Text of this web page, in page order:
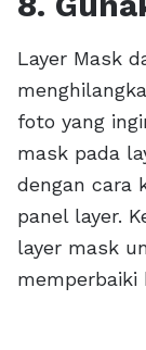
Layer Mask
foto yang
mask pada
dengan cara
panel layer.
layer mask
memperbaiki